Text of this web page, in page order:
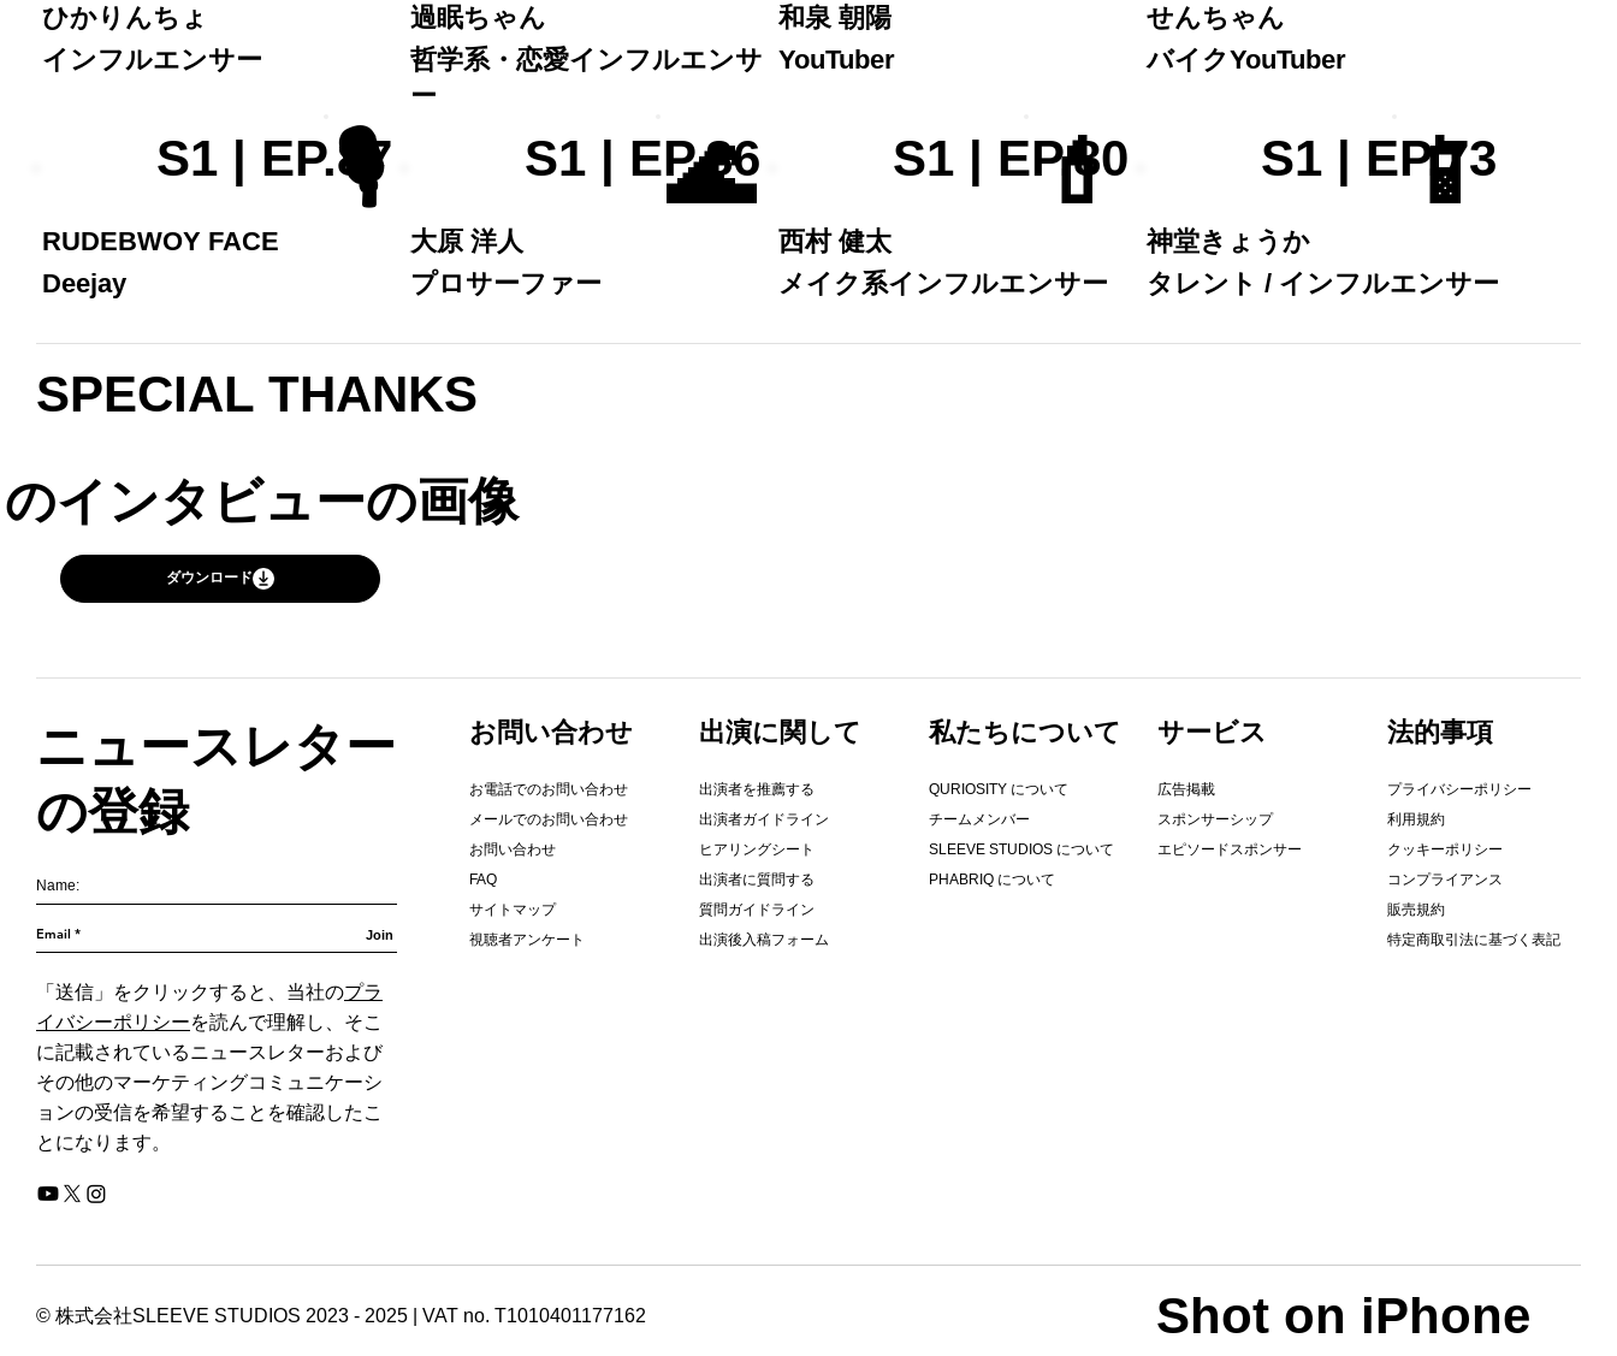
SPECIAL THANKS
インタビューの画像
ダウンロード
ひかりんちょ
インフルエンサー
過眠ちゃん
哲学系・恋愛インフルエンサ
ー
和泉 朝陽
YouTuber
せんちゃん
バイクYouTuber
S1 | EP.87
RUDEBWOY FACE
Deejay
🎙️ S1 | EP.86
大原 洋人
プロサーファー
🌊 S1 | EP.80
西村 健太
メイク系インフルエンサー
💄 S1 | EP.73
神堂きょうか
タレント / インフルエンサー
📱
© 株式会社SLEEVE STUDIOS 2023 - 2025 | VAT no. T1010401177162
「送信」をクリックすると、当社のプラ
イバシーポリシーを読んで理解し、そこ
に記載されているニュースレターおよび
その他のマーケティングコミュニケーシ
ョンの受信を希望することを確認したこ
とになります。
ニュースレター
の登録
Join
法的事項
プライバシーポリシー
利用規約
クッキーポリシー
コンプライアンス
販売規約
特定商取引法に基づく表記
​私たちについて
QURIOSITY について
チームメンバー
SLEEVE STUDIOS について
PHABRIQ について
出演に関して
出演者を推薦する
出演者ガイドライン
ヒアリングシート
出演者に質問する
質問ガイドライン
出演後入稿フォーム
お問い合わせ
お電話でのお問い合わせ
メールでのお問い合わせ
お問い合わせ
FAQ
サイトマップ
視聴者アンケート
サービス
広告掲載
スポンサーシップ
エピソードスポンサー
Shot on iPhone